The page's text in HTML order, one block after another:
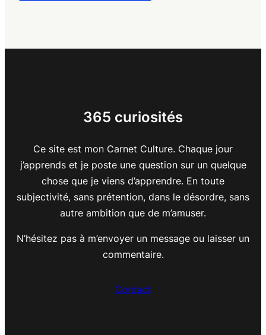
365 curiosités
Ce site est mon Carnet Culture. Chaque jour
j’apprends et je poste une question sur un quelque
chose que je viens d’apprendre. En toute
subjectivité, sans prétention, dans le désordre, sans
autre ambition que de m’amuser.
N’hésitez pas à m’envoyer un message ou laisser un
commentaire.
Contact